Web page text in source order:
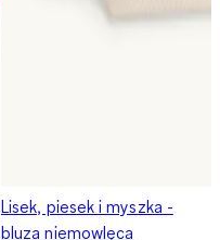
Lisek, piesek i myszka -
bluza niemowlęca